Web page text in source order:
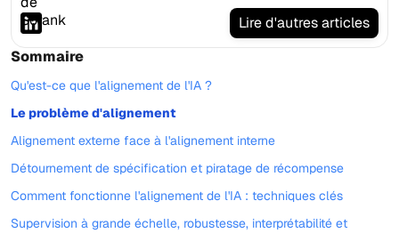
Lire d'autres articles
Sommaire
Qu'est-ce que l'alignement de l'IA ?
Le problème d'alignement
Alignement externe face à l'alignement interne
Détournement de spécification et piratage de récompense
Comment fonctionne l'alignement de l'IA : techniques clés
Supervision à grande échelle, robustesse, interprétabilité et